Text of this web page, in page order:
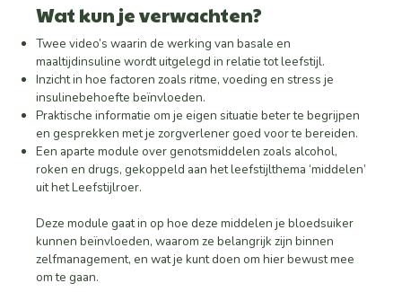
Wat kun jeverwachten?
Twee video’s waarin de werking van basale en
maaltijdinsuline wordt uitgelegd in relatie tot leefstijl.
Inzicht in hoe factoren zoals ritme, voeding en stress je
insulinebehoefte beïnvloeden.
Praktische informatie om je eigen situatie beter te begrijpen
en gesprekken met je zorgverlener goed voor te bereiden.
Een aparte module over genotsmiddelen zoals alcohol,
roken en drugs, gekoppeld aan het leefstijlthema ‘middelen’
uit het Leefstijlroer.
Deze module gaat in op hoe deze middelen je bloedsuiker
kunnen beïnvloeden, waarom ze belangrijk zijn binnen
zelfmanagement, en wat je kunt doen om hier bewust mee
om te gaan.